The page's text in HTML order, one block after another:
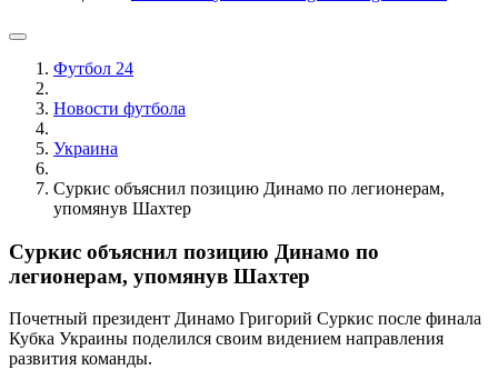
Футбол 24
Новости футбола
Украина
Суркис объяснил позицию Динамо по легионерам,
упомянув Шахтер
Суркис объяснил позицию Динамо по
легионерам, упомянув Шахтер
Почетный президент Динамо Григорий Суркис после финала
Кубка Украины поделился своим видением направления
развития команды.